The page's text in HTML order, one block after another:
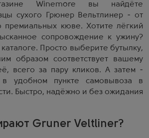
Winemore вы найдёте
сухого Грюнер Вельтлинер - от
премиальных кюве. Хотите лёгкий
сопровождение к ужину?
Просто выберите бутылку,
образом соответствует вашему
всего за пару кликов. А затем -
в удобном пункте самовывоза в
Быстро, надёжно и без ожидания
Gruner Veltliner?